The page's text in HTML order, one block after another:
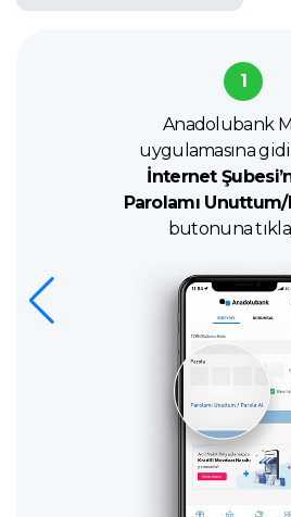
1
Anadolubank
uygulamasına
İnternet
Parolamı
butonuna